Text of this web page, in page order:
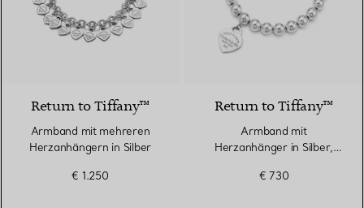
Return to Tiffany™
Armband mit mehreren
Herzanhängern in Silber
€ 1.250
Return to Tiffany™
Armband mit
Herzanhänger in Silber,
€ 730